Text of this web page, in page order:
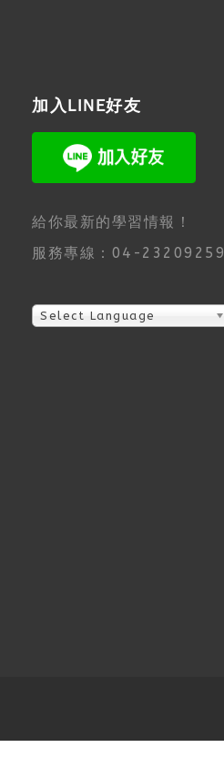
加入LINE好友
給你最新的學習情報！
服務專線：04-23209259
Select Language